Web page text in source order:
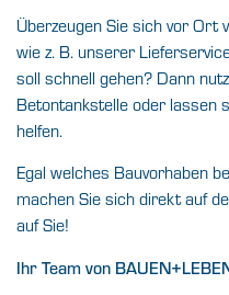
Überzeugen Sie sich vor Ort
wie z. B. unserer
soll schnell gehen? Dann
Betontankstelle oder lassen
helfen.
Egal welches Bauvorhaben
machen Sie sich direkt auf
auf Sie!
Ihr Team von